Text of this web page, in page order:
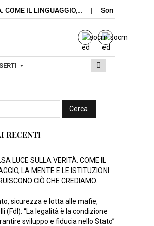
IL LINGUAGGIO,… Sorrento, sicurezza e
RECENTI
LUCE SULLA VERITÀ. COME IL
LA MENTE E LE ISTITUZIONI
CIÒ CHE CREDIAMO.
sicurezza e lotta alle mafie,
(FdI): “La legalità è la condizione
sviluppo e fiducia nello Stato”